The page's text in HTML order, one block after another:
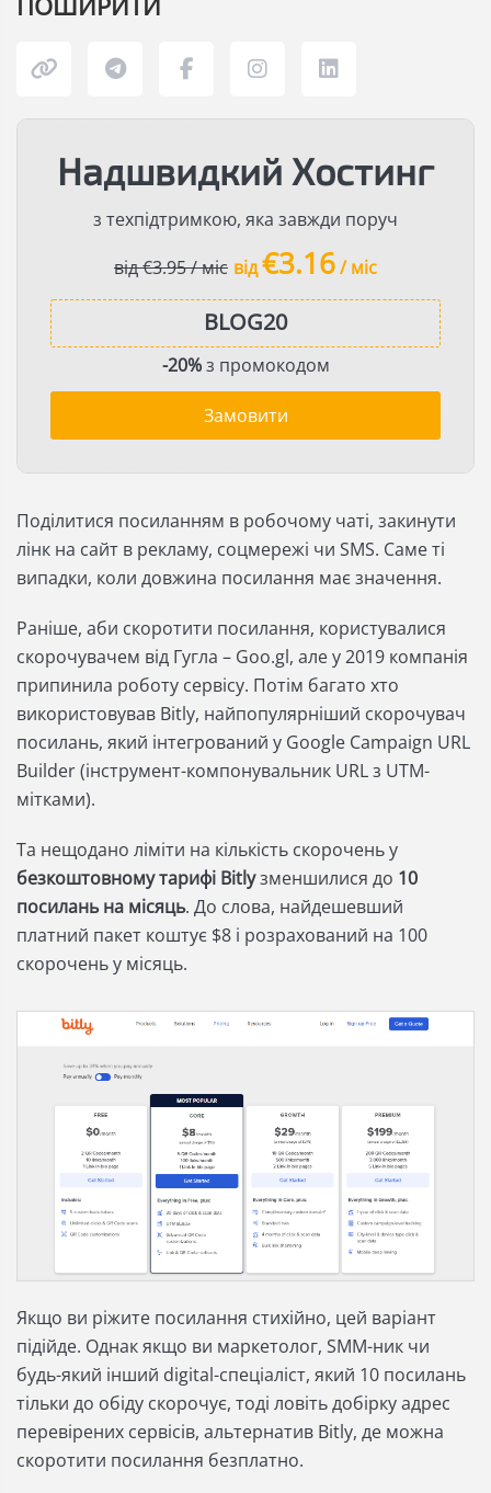
Надшвидкий Хостинг
з техпідтримкою, яка завжди поруч
від €3.95 / міс від€3.16/ міс
-20%з промокодом
Замовити
Поділитися посиланням в робочому чаті, закинути
лінк на сайт в рекламу, соцмережі чи SMS. Саме ті
випадки, коли довжина посилання має значення.
Раніше, аби скоротити посилання, користувалися
скорочувачем від Гугла – Goo.gl, але у 2019 компанія
припинила роботу сервісу. Потім багато хто
використовував Bitly, найпопулярніший скорочувач
посилань, який інтегрований у Google Campaign URL
Builder (інструмент-компонувальник URL з UTM-
мітками).
Та нещодано ліміти на кількість скорочень у
безкоштовному тарифі Bitlyзменшилися до 10
посилань на місяць. До слова, найдешевший
платний пакет коштує $8 і розрахований на 100
скорочень у місяць.
Якщо ви ріжите посилання стихійно, цей варіант
підійде. Однак якщо ви маркетолог, SMM-ник чи
будь-який інший digital-спеціаліст, який 10 посилань
тільки до обіду скорочує, тоді ловіть добірку адрес
перевірених сервісів, альтернатив Bitly, де можна
скоротити посилання безплатно.